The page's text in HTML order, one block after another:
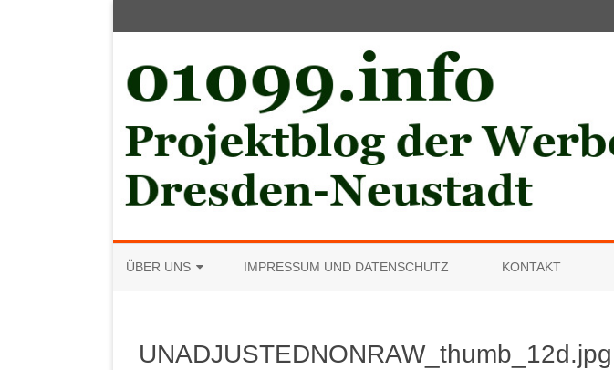
ÜBER UNS IMPRESSUM UND DATENSCHUTZ KONTAKT
UNADJUSTEDNONRAW_thumb_12d.jpg